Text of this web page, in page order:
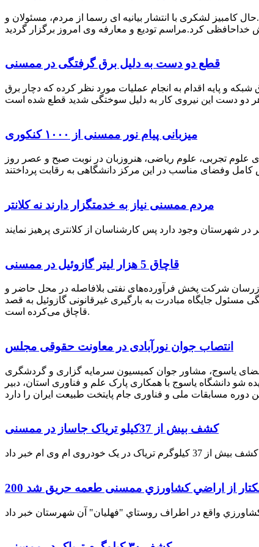
ممسنی بود.حال کامبیز لشکری با انتشار بیانیه ای رسما از مردم، مسئولان و
قطع دو دست به دلیل برق گرفتگی در ممسنی
و پایه اقدام به انجام عملیات مورد نظر کرده که دچار برق
میزبانی پیام نور ممسنی از ۱۰۰۰ کنکوری
کنکور سراسری اظهار داشت: 1000 نفر از داوطلبان در رشته های علوم تجربی، علوم ریاضی، هنروزبان در نوبت صبح و عصر روز
مردم ممسنی نیاز به خدمتگزار دارند نه کلانتر
قاچاق 5 هزار لیتر گازوئیل در ممسنی
شرکت پخش فرآورده‌های نفتی بلافاصله در محل حاضر و
هماهنگی مسئول جایگاه مبادرت به بارگیری غیرقانونی گازوئیل به قصد
قاچاق می‌کرده است.
انتصاب جوان نورآبادی در معاونت حقوقی مجلس
یاسوج، مشاور جوان کمیسیون سرمایه گزاری و گردشگری
شو دانشگاه یاسوج با همکاری پارک علم و فناوری استان، دبیر
کشف بیش از 37کیلو تریاک جاساز در ممسنی
هكتار از اراضي كشاورزي ممسنی طعمه حریق شد